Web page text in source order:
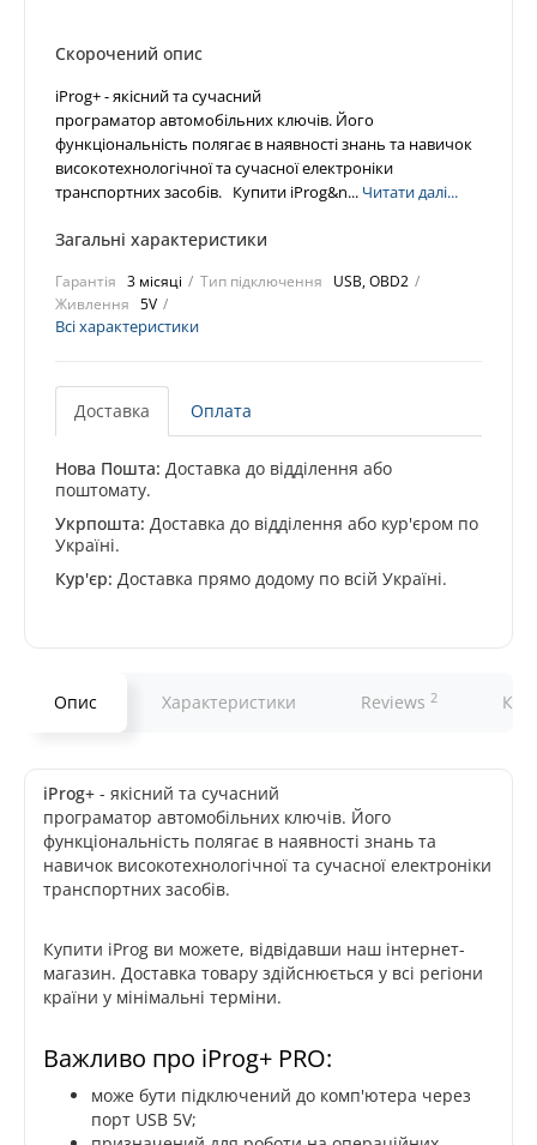
Скорочений опис
iProg+ - якісний та сучасний
програматор автомобільних ключів. Його
функціональність полягає в наявності знань та навичок
високотехнологічної та сучасної електроніки
транспортних засобів. Купити iProg&n... Читати далі...
Загальні характеристики
Гарантія 3 місяці Тип підключення
USB, OBD2
Живлення 5V
Всі характеристики
Доставка Оплата
Нова Пошта: Доставка до відділення або
поштомату.
Укрпошта: Доставка до відділення або кур'єром по
Україні.
Кур'єр: Доставка прямо додому по всій Україні.
Опис Характеристики Reviews 2
iProg+ - якісний та сучасний
програматор автомобільних ключів. Його
функціональність полягає в наявності знань та
навичок високотехнологічної та сучасної електроніки
транспортних засобів.
Купити iProg ви можете, відвідавши наш інтернет-
магазин. Доставка товару здійснюється у всі регіони
країни у мінімальні терміни.
Важливо про iProg+ PRO:
може бути підключений до комп'ютера через
порт USB 5V;